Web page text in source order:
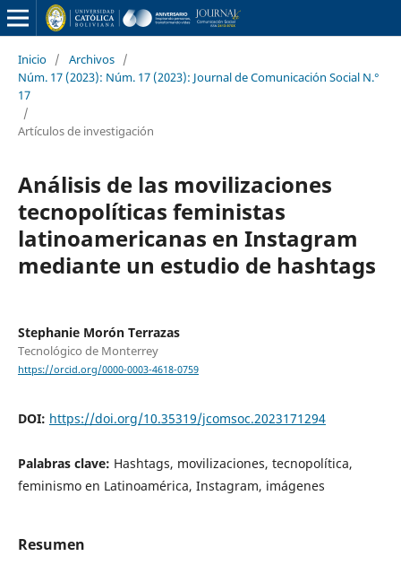
Inicio / Archivos /
Núm. 17 (2023): Núm. 17 (2023): Journal de Comunicación Social N.°
17
/
Artículos de investigación
Análisis de las movilizaciones
tecnopolíticas feministas
latinoamericanas en Instagram
mediante un estudio de hashtags
Stephanie Morón Terrazas
Tecnológico de Monterrey
https://orcid.org/0000-0003-4618-0759
DOI: https://doi.org/10.35319/jcomsoc.2023171294
Palabras clave: Hashtags, movilizaciones, tecnopolítica,
feminismo en Latinoamérica, Instagram, imágenes
Resumen